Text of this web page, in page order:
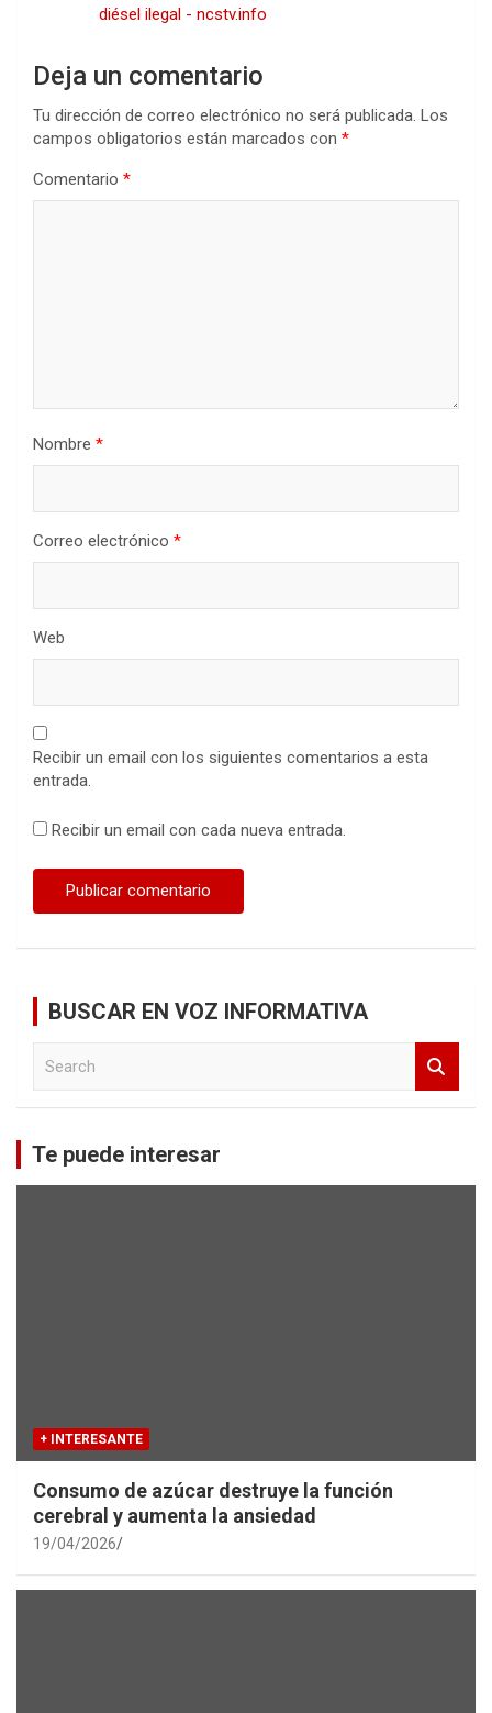
diésel ilegal - ncstv.info
Deja un comentario
Tu dirección de correo electrónico no será publicada. Los
campos obligatorios están marcados con *
Comentario *
Nombre *
Correo electrónico *
Web
Recibir un email con los siguientes comentarios a esta
entrada.
Recibir un email con cada nueva entrada.
BUSCAR EN VOZ INFORMATIVA
c
h
Te puede interesar
+ INTERESANTE
Consumo de azúcar destruye la función
cerebral y aumenta la ansiedad
19/04/2026